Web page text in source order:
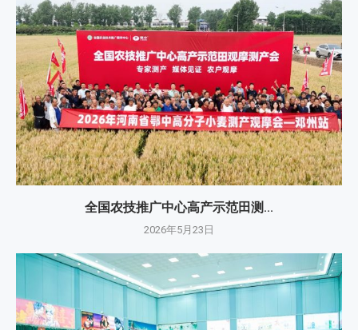
全国农技推广中心高产示范田测...
2026年5月23日